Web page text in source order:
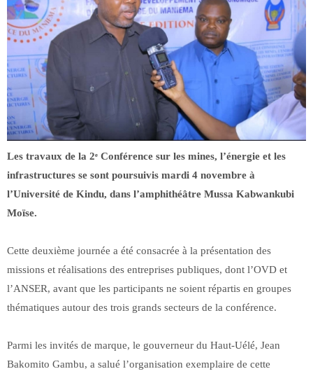
Les travaux de la 2ᵉ Conférence sur les mines, l’énergie et les
infrastructures se sont poursuivis mardi 4 novembre à
l’Université de Kindu, dans l’amphithéâtre Mussa Kabwankubi
Moïse.
Cette deuxième journée a été consacrée à la présentation des
missions et réalisations des entreprises publiques, dont l’OVD et
l’ANSER, avant que les participants ne soient répartis en groupes
thématiques autour des trois grands secteurs de la conférence.
Parmi les invités de marque, le gouverneur du Haut-Uélé, Jean
Bakomito Gambu, a salué l’organisation exemplaire de cette